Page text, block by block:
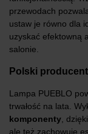
przewodach
ustaw je równo dla
uzyskać efektowną
salonie.
Polski
Lampa PUEBLO
trwałość na lata.
komponenty ,
ale też zachowuje